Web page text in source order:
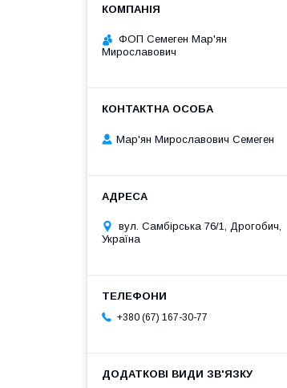
ФОП Семеген Мар'ян
Мирославович
Мар'ян Мирославович Семеген
вул. Самбірська 76/1, Дрогобич,
Україна
+380 (67) 167-30-77